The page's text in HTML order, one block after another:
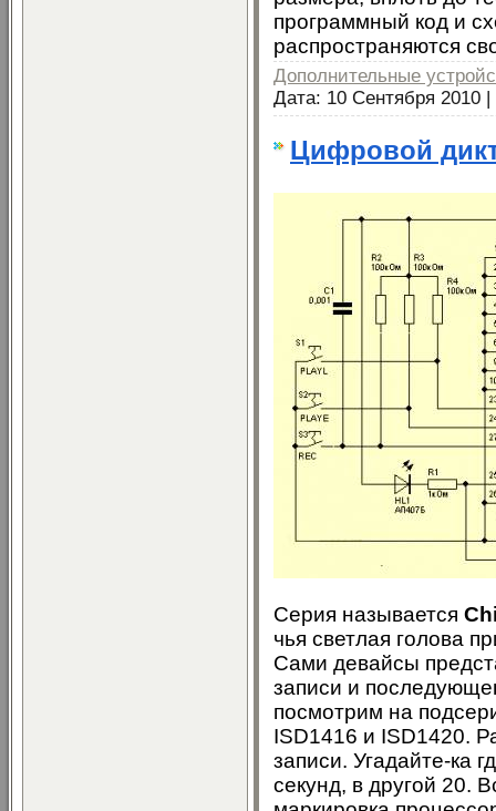
программный код и
распространяются
Дополнительные
Дата: 10 Сентября 2010 |
Цифровой
Серия называется
чья светлая голова
Сами девайсы
записи и
посмотрим на
ISD1416 и ISD1420.
записи. Угадайте-ка
секунд, в другой 20.